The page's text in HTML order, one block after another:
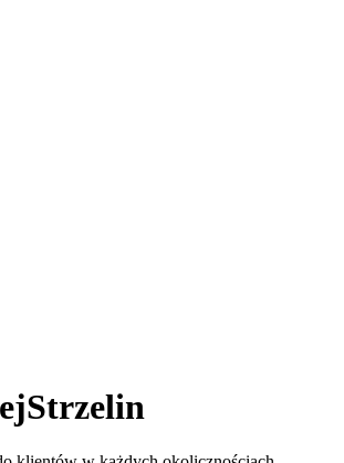
Strzelin